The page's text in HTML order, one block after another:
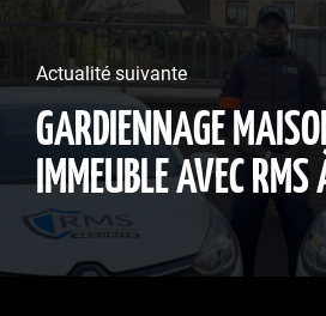
Actualité suivante
GARDIENNAGE
IMMEUBLE AVEC RMS